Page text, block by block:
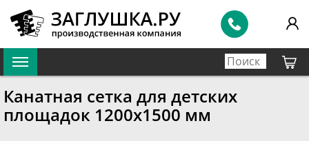
Канатная сетка для детских
площадок 1200x1500 мм